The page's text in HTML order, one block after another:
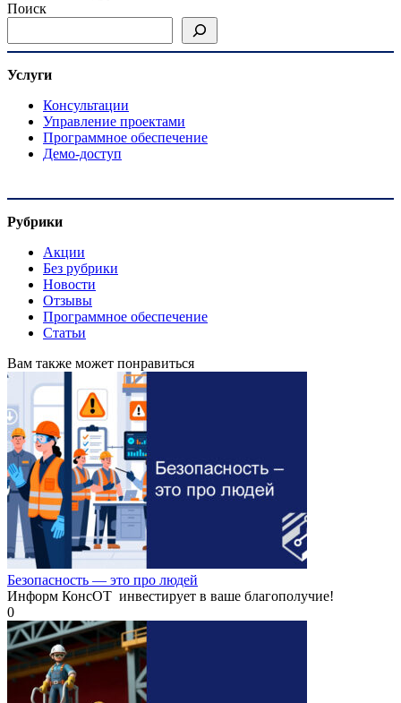
Поиск
Услуги
Консультации
Управление проектами
Программное обеспечение
Демо-доступ
Рубрики
Акции
Без рубрики
Новости
Отзывы
Программное обеспечение
Статьи
Вам также может понравиться
Безопасность — это про людей
Информ КонсОТ инвестирует в ваше благополучие!
0